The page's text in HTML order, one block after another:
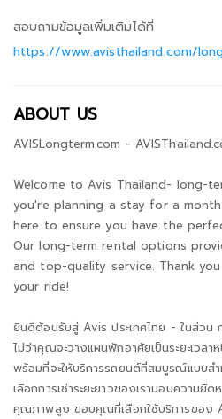
สอบถามข้อมูลเพิ่มเติมได้ที่
https://www.avisthailand.com/
ABOUT US
AVISLongterm.com -
Welcome to Avis Thailand- long-
you're planning a stay for a
here to ensure you have the
Our long-term rental options
and top-quality service. Thank
your ride!
ยินดีต้อนรับสู่ Avis ประเทศไทย - ในส่วน
ไม่ว่าคุณจะวางแผนพักอาศัยเป็นระยะเวล
พร้อมที่จะให้บริการรถยนต์ที่สมบูรณ์แบบส
เลือกการเช่าระยะยาวของเรามอบความยื
คุณภาพสูง ขอบคุณที่เลือกใช้บริการของ